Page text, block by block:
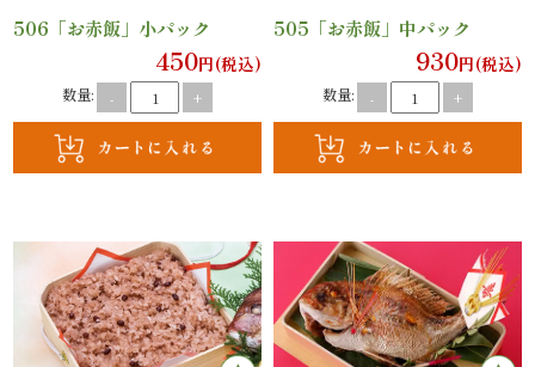
法
事・
法
慶
事・
お
506「お赤飯」小パック
450円(税込)
数量: - +
505「お赤飯」中パック
930円(税込)
数量: - +